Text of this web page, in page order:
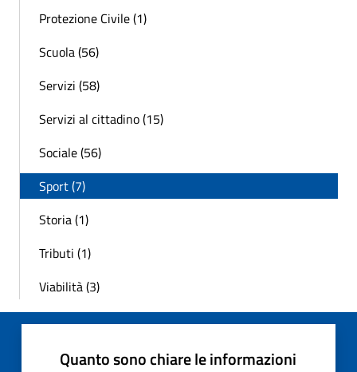
Protezione Civile (1)
Scuola (56)
Servizi (58)
Servizi al cittadino (15)
Sociale (56)
Sport (7)
Storia (1)
Tributi (1)
Viabilità (3)
Quanto sono chiare le informazioni